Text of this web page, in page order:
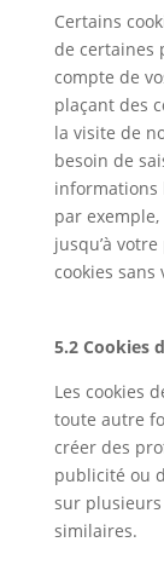
Certains
de certaines
compte de
plaçant des
la visite de
besoin de
informations
par
jusqu’à
cookies sans
5.2 Cookies
Les cookies
toute autre
créer des
publicité ou
sur
similaires.